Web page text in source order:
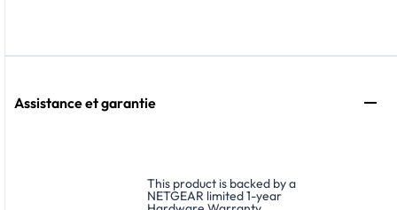
Assistance et garantie
This product is backed by a
NETGEAR limited 1-year